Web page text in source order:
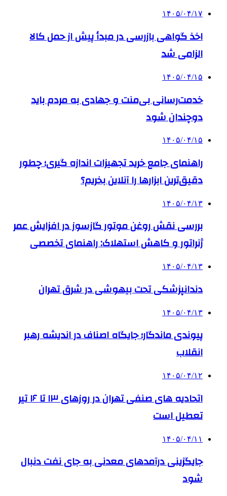
۱۴۰۵/۰۴/۱۷
اخذ گواهی بازرسی در مبدأ پیش از حمل کالا
الزامی شد
۱۴۰۵/۰۴/۱۵
خدمت‌رسانی بی‌منت و جهادی به مردم باید
دوچندان شود
۱۴۰۵/۰۴/۱۵
راهنمای جامع خرید تجهیزات اندازه گیری؛ چطور
دقیق‌ترین ابزارها را آنلاین بخریم؟
۱۴۰۵/۰۴/۱۳
بررسی نقش روغن موتور گازسوز در افزایش عمر
ژنراتور و کاهش استهلاک: راهنمای تخصصی
۱۴۰۵/۰۴/۱۳
دندانپزشکی تحت بیهوشی در شرق تهران
۱۴۰۵/۰۴/۱۳
پیوندی ماندگار؛ جایگاه اصناف در اندیشه رهبر
انقلاب
۱۴۰۵/۰۴/۱۲
اتحادیه های صنفی تهران در روزهای ۱۳ تا ۱۶ تیر
تعطیل است
۱۴۰۵/۰۴/۱۱
جایگزینی درآمدهای معدنی به جای نفت دنبال
شود